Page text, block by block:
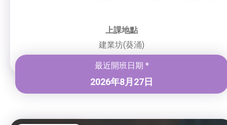
上課地點
建業坊(葵涌)
最近開班日期 *
2026年8月27日